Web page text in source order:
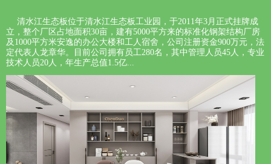
清水江生态板位于清水江生态板工业园，于2011年3月正式挂牌成
立，整个厂区占地面积30亩，建有5000平方来的标准化钢架结构厂房
及1000平方米安逸的办公大楼和工人宿舍，公司注册资金900万元，法
定代表人龙章华。目前公司拥有员工280名，其中管理人员45人，专业
技术人员20人，年生产总值1.5亿...